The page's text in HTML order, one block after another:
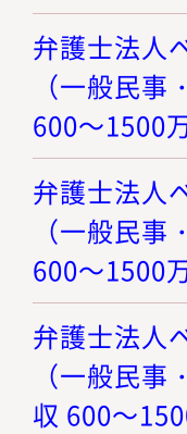
弁護士法人
（一般民
600～1500
弁護士法人
（一般民
600～1500
弁護士法人
（一般民
収 600～